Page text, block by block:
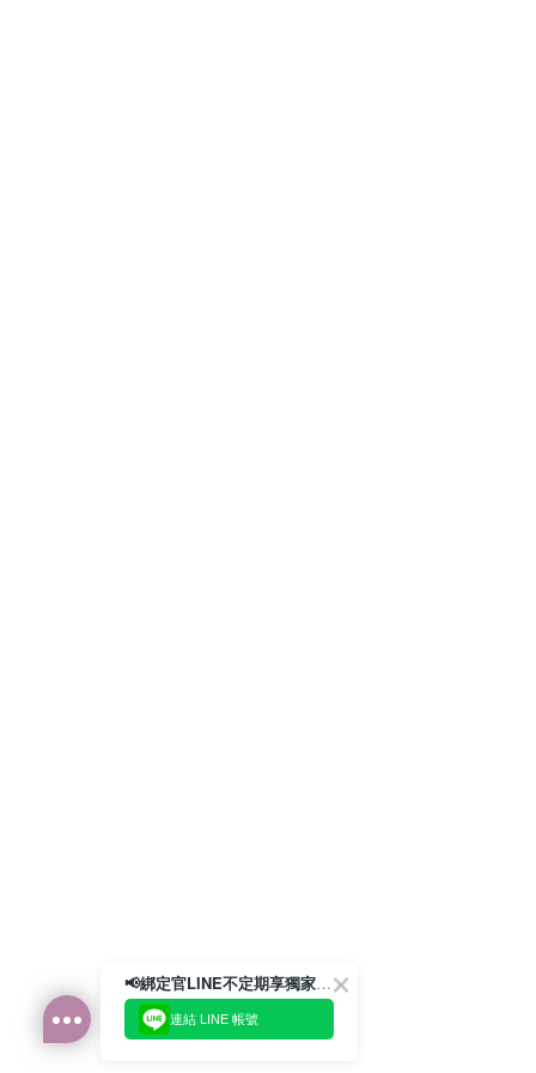
📢綁定官LINE不定期享獨家優惠券
連結 LINE 帳號